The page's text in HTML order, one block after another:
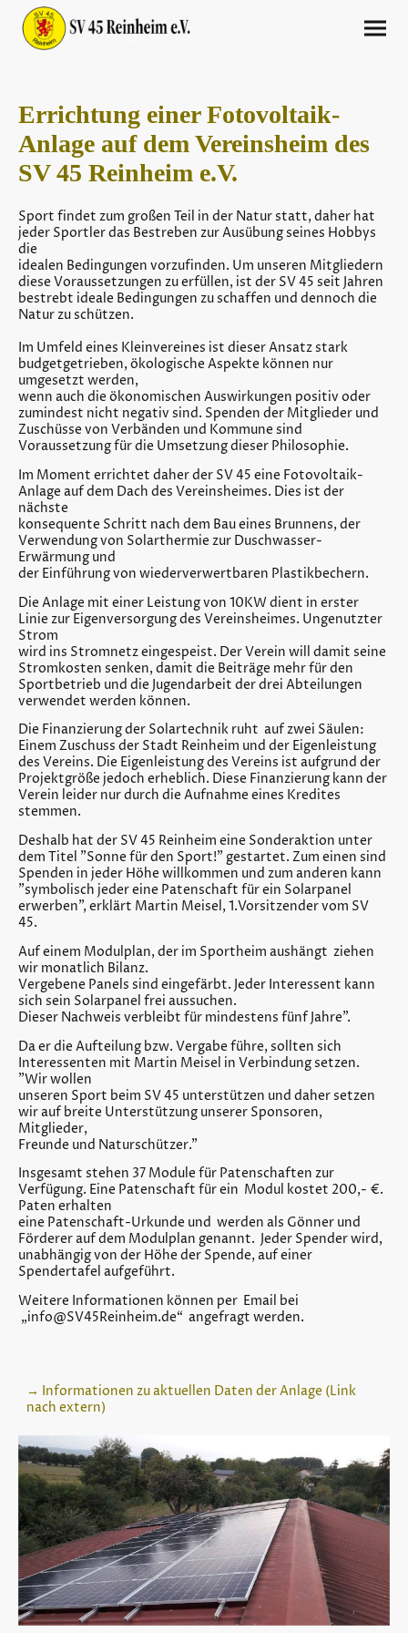
Errichtung einer Fotovoltaik-
Anlage auf dem Vereinsheim des
SV 45 Reinheim e.V.
Sport findet zum großen Teil in der Natur statt, daher hat
jeder Sportler das Bestreben zur Ausübung seines Hobbys
die
idealen Bedingungen vorzufinden. Um unseren Mitgliedern
diese Voraussetzungen zu erfüllen, ist der SV 45 seit Jahren
bestrebt ideale Bedingungen zu schaffen und dennoch die
Natur zu schützen.
Im Umfeld eines Kleinvereines ist dieser Ansatz stark
budgetgetrieben, ökologische Aspekte können nur
umgesetzt werden,
wenn auch die ökonomischen Auswirkungen positiv oder
zumindest nicht negativ sind. Spenden der Mitglieder und
Zuschüsse von Verbänden und Kommune sind
Voraussetzung für die Umsetzung dieser Philosophie.
Im Moment errichtet daher der SV 45 eine Fotovoltaik-
Anlage auf dem Dach des Vereinsheimes. Dies ist der
nächste
konsequente Schritt nach dem Bau eines Brunnens, der
Verwendung von Solarthermie zur Duschwasser-
Erwärmung und
der Einführung von wiederverwertbaren Plastikbechern.
Die Anlage mit einer Leistung von 10KW dient in erster
Linie zur Eigenversorgung des Vereinsheimes. Ungenutzter
Strom
wird ins Stromnetz eingespeist. Der Verein will damit seine
Stromkosten senken, damit die Beiträge mehr für den
Sportbetrieb und die Jugendarbeit der drei Abteilungen
verwendet werden können.
Die Finanzierung der Solartechnik ruht auf zwei Säulen:
Einem Zuschuss der Stadt Reinheim und der Eigenleistung
des Vereins. Die Eigenleistung des Vereins ist aufgrund der
Projektgröße jedoch erheblich. Diese Finanzierung kann der
Verein leider nur durch die Aufnahme eines Kredites
stemmen.
Deshalb hat der SV 45 Reinheim eine Sonderaktion unter
dem Titel "Sonne für den Sport!" gestartet. Zum einen sind
Spenden in jeder Höhe willkommen und zum anderen kann
"symbolisch jeder eine Patenschaft für ein Solarpanel
erwerben", erklärt Martin Meisel, 1.Vorsitzender vom SV
45.
Auf einem Modulplan, der im Sportheim aushängt ziehen
wir monatlich Bilanz.
Vergebene Panels sind eingefärbt. Jeder Interessent kann
sich sein Solarpanel frei aussuchen.
Dieser Nachweis verbleibt für mindestens fünf Jahre".
Da er die Aufteilung bzw. Vergabe führe, sollten sich
Interessenten mit Martin Meisel in Verbindung setzen.
"Wir wollen
unseren Sport beim SV 45 unterstützen und daher setzen
wir auf breite Unterstützung unserer Sponsoren,
Mitglieder,
Freunde und Naturschützer."
Insgesamt stehen 37 Module für Patenschaften zur
Verfügung. Eine Patenschaft für ein Modul kostet 200,- €.
Paten erhalten
eine Patenschaft-Urkunde und werden als Gönner und
Förderer auf dem Modulplan genannt. Jeder Spender wird,
unabhängig von der Höhe der Spende, auf einer
Spendertafel aufgeführt.
Weitere Informationen können per Email bei
„info@SV45Reinheim.de“ angefragt werden.
→ Informationen zu aktuellen Daten der Anlage (Link
nach extern)